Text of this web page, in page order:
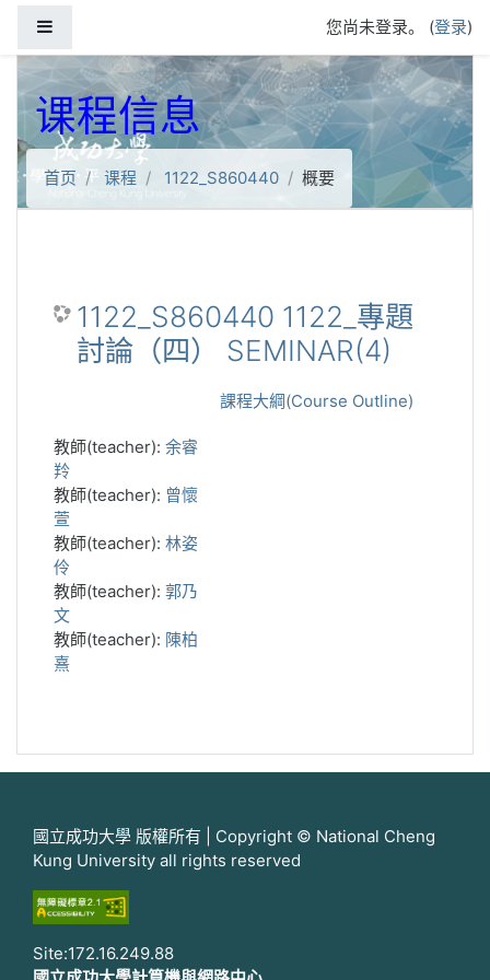
您尚未登录。 (登录)
课程信息
首页 课程 1122_S860440 概要
1122_S860440 1122_專題
討論（四） SEMINAR(4)
課程大綱(Course Outline)
教師(teacher): 余睿
羚
教師(teacher): 曾懷
萱
教師(teacher): 林姿
伶
教師(teacher): 郭乃
文
教師(teacher): 陳柏
熹
國立成功大學 版權所有 | Copyright © National Cheng
Kung University all rights reserved
Site:172.16.249.88